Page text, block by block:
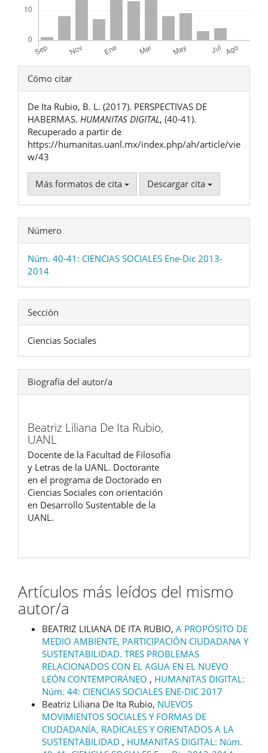
Detalles
del
artículo
Cómo citar
De Ita Rubio, B. L. (2017). PERSPECTIVAS DE
HABERMAS. HUMANITAS DIGITAL, (40-41).
Recuperado a partir de
https://humanitas.uanl.mx/index.php/ah/article/vie
w/43
Más formatos de cita Descargar cita
Número
Núm. 40-41: CIENCIAS SOCIALES Ene-Dic 2013-
2014
Sección
Ciencias Sociales
Biografía del autor/a
Beatriz Liliana De Ita Rubio,
UANL
Docente de la Facultad de Filosofía
y Letras de la UANL. Doctorante
en el programa de Doctorado en
Ciencias Sociales con orientación
en Desarrollo Sustentable de la
UANL.
Artículos más leídos del mismo
autor/a
BEATRIZ LILIANA DE ITA RUBIO, A PROPÓSITO DE
MEDIO AMBIENTE, PARTICIPACIÓN CIUDADANA Y
SUSTENTABILIDAD. TRES PROBLEMAS
RELACIONADOS CON EL AGUA EN EL NUEVO
LEÓN CONTEMPORÁNEO , HUMANITAS DIGITAL:
Núm. 44: CIENCIAS SOCIALES ENE-DIC 2017
Beatriz Liliana De Ita Rubio, NUEVOS
MOVIMIENTOS SOCIALES Y FORMAS DE
CIUDADANÍA, RADICALES Y ORIENTADOS A LA
SUSTENTABILIDAD , HUMANITAS DIGITAL: Núm.